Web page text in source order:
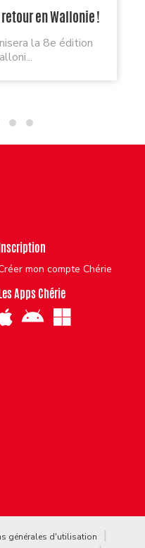
en Wallonie !
la 8e édition
mon compte Chérie
Apps Chérie
générales d'utilisation